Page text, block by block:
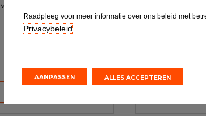
de volgende APK bij
ons een afspraak
Raadpleeg voor meer informatie over ons beleid met
Privacybeleid.
AANPASSEN ALLES ACCEPTEREN